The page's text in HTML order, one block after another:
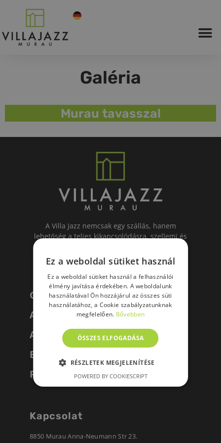
Galéria
Murau tavasszal
A Villa Jazz nemcsak egy szállás, hanem
lehetőség a teljes kikapcsolódásra, szellemi és
Galéria
Ajánlatok
Apartmanok
Események
Programok
Kapcsolat
8850 Murau Anna-Neumann Str 23.
Ez a weboldal sütiket használ
Ez a weboldal sütiket használ a felhasználói
élmény javítása érdekében. A weboldalunk
használatával Ön hozzájárul az összes süti
használatához, a Cookie szabályzatunknak
megfelelően. Bővebben
ÖSSZES ELFOGADÁSA
RÉSZLETEK MEGJELENÍTÉSE
POWERED BY COOKIESCRIPT